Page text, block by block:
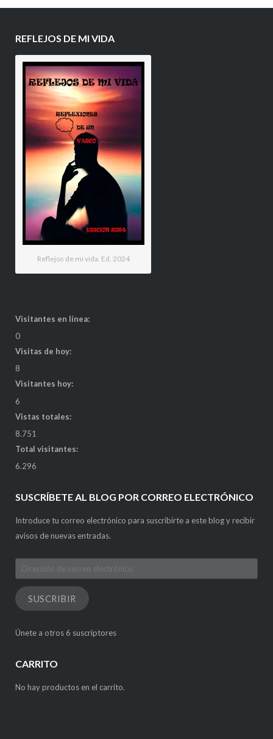
REFLEJOS DE MI VIDA
Reflejos de mi vida. Ed. 2024
Visitantes en línea:
0
Visitas de hoy:
8
Visitantes hoy:
6
Vistas totales:
8.751
Total visitantes:
6.296
SUSCRÍBETE AL BLOG POR CORREO ELECTRÓNICO
Introduce tu correo electrónico para suscribirte a este blog y recibir
avisos de nuevas entradas.
Dirección
de
correo
electrónico
SUSCRIBIR
Únete a otros 6 suscriptores
CARRITO
No hay productos en el carrito.